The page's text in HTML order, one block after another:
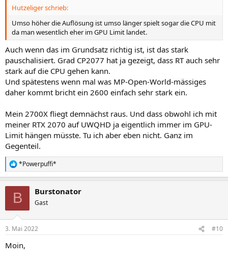
Hutzeliger schrieb:
Umso höher die Auflösung ist umso länger spielt sogar die CPU mit
da man wesentlich eher im GPU Limit landet.
Auch wenn das im Grundsatz richtig ist, ist das stark
pauschalisiert. Grad CP2077 hat ja gezeigt, dass RT auch sehr
stark auf die CPU gehen kann.
Und spätestens wenn mal was MP-Open-World-mässiges
daher kommt bricht ein 2600 einfach sehr stark ein.
Mein 2700X fliegt demnächst raus. Und dass obwohl ich mit
meiner RTX 2070 auf UWQHD ja eigentlich immer im GPU-
Limit hängen müsste. Tu ich aber eben nicht. Ganz im
Gegenteil.
R
e
e
:
*Powerpuffi*
B Burstonator
Gast
3. Mai 2022 #10
Moin,